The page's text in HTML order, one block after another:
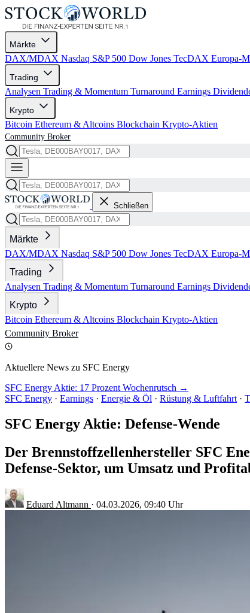
Märkte
DAX/MDAX Nasdaq S&P 500 Dow Jones TecDAX Europa-
Trading
Analysen Trading & Momentum Turnaround Earnings
Krypto
Bitcoin Ethereum & Altcoins Blockchain Krypto-Aktien
Community Broker
Schließen
Märkte
DAX/MDAX Nasdaq S&P 500 Dow Jones TecDAX Europa-
Trading
Analysen Trading & Momentum Turnaround Earnings
Krypto
Bitcoin Ethereum & Altcoins Blockchain Krypto-Aktien
Community Broker
Aktuellere News zu SFC Energy
SFC Energy Aktie: 17 Prozent Wochenrutsch →
SFC Energy · Earnings · Energie & Öl · Rüstung & Luftfahrt ·
SFC Energy Aktie: Defense-Wende
Der Brennstoffzellenhersteller SFC
Defense-Sektor, um Umsatz und
Eduard Altmann · 04.03.2026, 09:40 Uhr